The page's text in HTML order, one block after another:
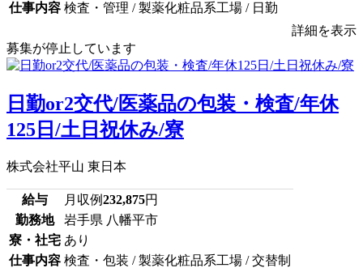
仕事内容 検査・管理 / 製薬化粧品系工場 / 日勤
詳細を表示
募集が停止しています
日勤or2交代/医薬品の包装・検査/年休
125日/土日祝休み/寮
株式会社平山 東日本
給与 月収例232,875円
勤務地
岩手県 八幡平市
寮・社宅 あり
仕事内容 検査・包装 / 製薬化粧品系工場 / 交替制